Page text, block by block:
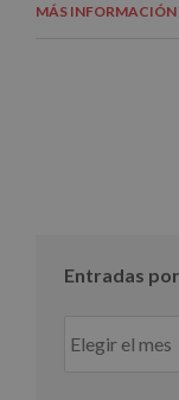
MÁS INFORMACIÓN
Entradas
por